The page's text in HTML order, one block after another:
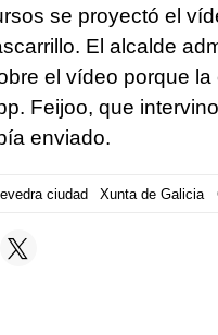
se proyectó el
El alcalde
el vídeo porque
Feijoo, que
enviado.
ciudad Xunta de Galicia